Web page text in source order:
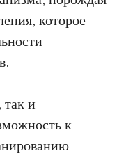
которое
так и
к